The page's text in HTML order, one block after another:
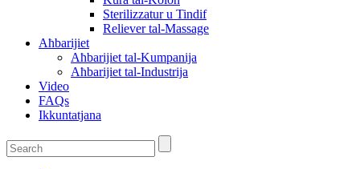
Sterilizzatur u Tindif
Reliever tal-Massage
Aħbarijiet
Aħbarijiet tal-Kumpanija
Aħbarijiet tal-Industrija
Video
FAQs
Ikkuntatjana